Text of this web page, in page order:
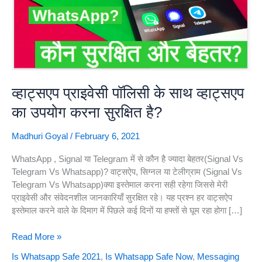
व्हाट्सएप प्राइवेसी पॉलिसी के साथ व्हाट्सएप
का उपयोग करना सुरक्षित है?
Madhuri Goyal / February 6, 2021
WhatsApp , Signal या Telegram में से कौन है ज्यादा बेहतर(signal Vs
Telegram Vs Whatsapp)? वाट्सऐप, सिग्नल या टेलीग्राम (signal Vs
Telegram Vs Whatsapp)क्या इस्तेमाल करना सही रहेगा जिससे मेरी
प्राइवेसी और संवेदनशील जानकारियाँ सुरक्षित रहे। यह प्रश्न हर वाट्सऐप
इस्तेमाल करने वाले के दिमाग में पिछले कई दिनों या हफ्तों से घूम रहा होगा […]
व्हाट्सएप
Read More »
Is Whatsapp Safe 2021, Is Whatsapp Safe Now, Messaging